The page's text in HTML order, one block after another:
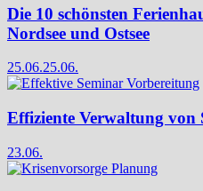
Die 10 schönsten
Nordsee und Ostsee
25.06.25.06.
Effiziente Verwaltung von
23.06.